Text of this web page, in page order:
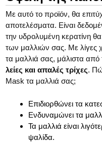
Με αυτό το προϊόν, θα
αποτελέσματα. Είναι
την υδρολυμένη κερατίνη
των μαλλιών σας. Με λίγες
τα μαλλιά σας, μάλιστα
λείες και απαλές τρίχες.
Mask τα μαλλιά σας;
Επιδιορθώνει τα
Ενδυναμώνει τα
Τα μαλλιά είναι
ψαλίδα.